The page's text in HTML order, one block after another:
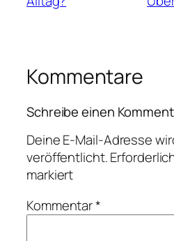
Kommentare
Schreibe einen
Deine E-Mail-Adresse
veröffentlicht.
markiert
Kommentar*